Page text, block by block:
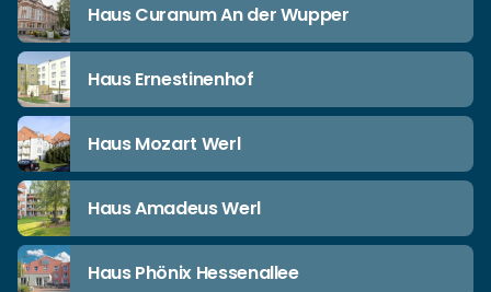
Haus Curanum An der Wupper
Haus Ernestinenhof
Haus Mozart Werl
Haus Amadeus Werl
Haus Phönix Hessenallee